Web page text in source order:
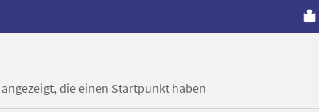
die einen Startpunkt haben